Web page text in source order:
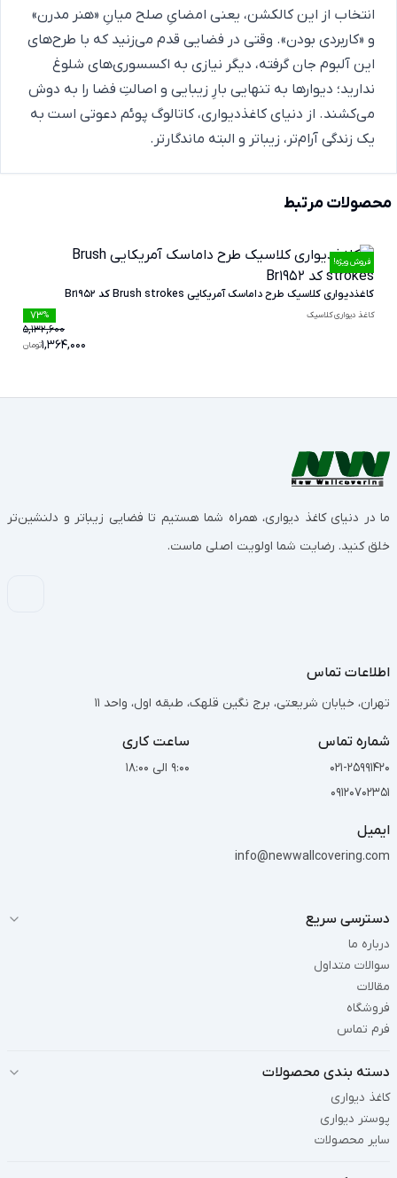
انتخاب از این کالکشن، یعنی امضایِ صلح میانِ «هنر مدرن»
و «کاربردی بودن». وقتی در فضایی قدم می‌زنید که با طرح‌های
این آلبوم جان گرفته، دیگر نیازی به اکسسوری‌های شلوغ
ندارید؛ دیوارها به تنهایی بارِ زیبایی و اصالتِ فضا را به دوش
می‌کشند. از دنیای کاغذدیواری، کاتالوگ پوئم دعوتی است به
یک زندگی آرام‌تر، زیباتر و البته ماندگارتر.
محصولات مرتبط
فروش ویژه!
کاغذدیواری کلاسیک طرح داماسک آمریکایی Brush strokes کد Br1952
کاغذ دیواری کلاسیک %
73
5,132,600
تومان1,364,000
ما در دنیای کاغذ دیواری، همراه شما هستیم تا فضایی زیباتر و دلنشین‌تر
خلق کنید. رضایت شما اولویت اصلی ماست.
اطلاعات تماس
تهران، خیابان شریعتی، برج نگین قلهک، طبقه اول، واحد 11
شماره تماس
021-25991420
09120702351
ساعت کاری
9:00 الی 18:00
ایمیل
info@newwallcovering.com
دسترسی سریع
درباره ما
سوالات متداول
مقالات
فروشگاه
فرم تماس
دسته بندی محصولات
کاغذ دیواری
پوستر دیواری
سایر محصولات